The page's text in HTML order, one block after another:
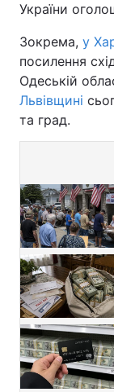
України
Зокрема, у
посилення
Одеській
Львівщині
та град.